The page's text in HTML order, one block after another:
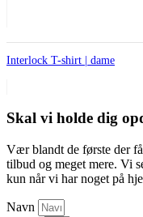
Interlock T-shirt | dame
Skal vi holde dig
Vær blandt de første der
tilbud og meget mere. Vi
kun når vi har noget på
Navn